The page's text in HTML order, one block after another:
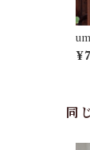
ゲ
古
同